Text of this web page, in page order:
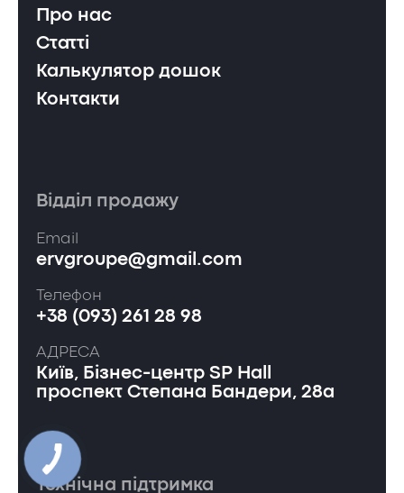
Про нас
Статті
Калькулятор дошок
Контакти
Відділ продажу
Email
ervgroupe@gmail.com
Телефон
+38 (093) 261 28 98
АДРЕСА
Київ, Бізнес-центр SP Hall
проспект Степана Бандери, 28а
Технічна підтримка